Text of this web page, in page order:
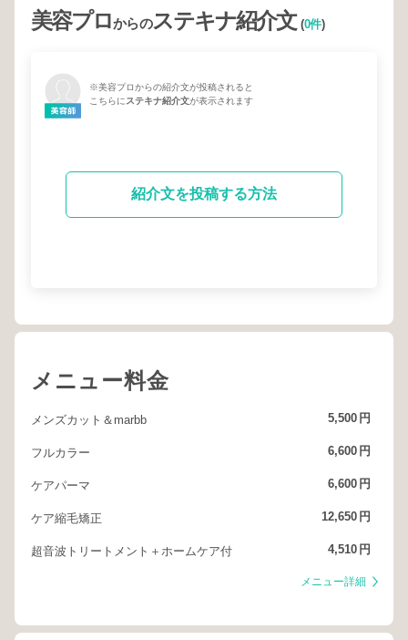
美容プロからのステキナ紹介文(0件)
※美容プロからの紹介文が投稿されると
こちらにステキナ紹介文が表示されます
紹介文を投稿する方法
メニュー料金
メンズカット＆marbb 5,500 円
フルカラー 6,600 円
ケアパーマ 6,600 円
ケア縮毛矯正 12,650 円
超音波トリートメント＋ホームケア付 4,510 円
メニュー詳細